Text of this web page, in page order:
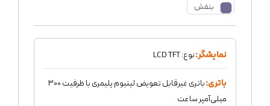
بنفش
نمایشگر:نوع: LCD TFT
باتری:
باتری غیرقابل تعویض لیتیوم پلیمری با ظرفیت 300
میلی‌آمپر ساعت